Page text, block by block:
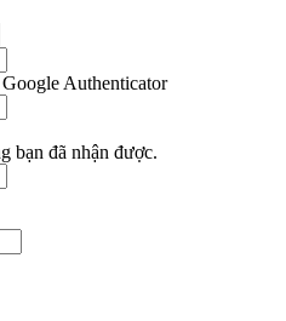
Authenticator
bạn đã nhận được.